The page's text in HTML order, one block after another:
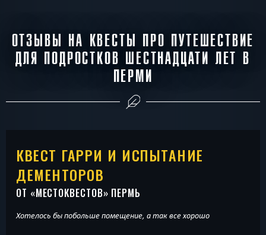
ОТЗЫВЫ НА КВЕСТЫ ПРО ПУТЕШЕСТВИЕ
ДЛЯ ПОДРОСТКОВ ШЕСТНАДЦАТИ ЛЕТ В
ПЕРМИ
КВЕСТ ГАРРИ И ИСПЫТАНИЕ
ДЕМЕНТОРОВ
ОТ «МЕСТОКВЕСТОВ» ПЕРМЬ
Хотелось бы побольше помещение, а так все хорошо